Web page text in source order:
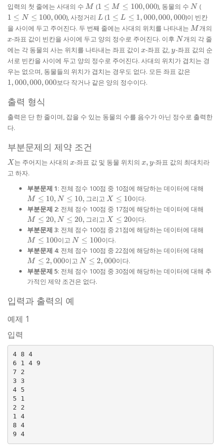
입력의 첫 줄에는 사대의 수 M
M (1 \le M
\le
100,000
1 ≤ M ≤ 100,000), 동물의 수N
N (
\le
1 ≤ N ≤ 100,000), 사정거리 L
L (1 \le L \le
1,000,000,000
1 ≤ L ≤ 1,000,000,000)이 빈칸
을 사이에 두고 주어진다. 두 번째 줄에는 사대의 위치를 나타내는 M
M 개의
x-좌표 값이 빈칸을 사이에 두고 양의 정수로 주어진다. 이후 N
N개의 각 줄
에는 각 동물의 사는 위치를 나타내는 좌표 값이 x
x-좌표 값,y
y-좌표 값의 순
서로 빈칸을 사이에 두고 양의 정수로 주어진다. 사대의 위치가 겹치는 경
우는 없으며, 동물들의 위치가 겹치는 경우도 없다. 모든 좌표 값은
1,000,000,000보다 작거나 같은 양의 정수이다.
출력 형식
출력은 단 한 줄이며, 잡을 수 있는 동물의 수를 음수가 아닌 정수로 출력한
다.
부분문제의 제약 조건
X
X 는 주어지는 사대의x
x-좌표 값 및 동물 위치의x,y
x, y-좌표 값의 최대치라
고 하자.
부분문제 1: 전체 점수 100점 중 10점에 해당하는 데이터에 대해
M ≤ 10, N ≤ 10, 그리고X
\le
10
X ≤ 10이다.
부분문제 2: 전체 점수 100점 중 17점에 해당하는 데이터에 대해
M ≤ 20, N ≤ 20, 그리고X
\le
20
X ≤ 20이다.
부분문제 3: 전체 점수 100점 중 21점에 해당하는 데이터에 대해
M ≤ 100이고N
\le
100
N ≤ 100이다.
부분문제 4: 전체 점수 100점 중 22점에 해당하는 데이터에 대해
2,000
M ≤ 2,000이고N \le
2,000
N ≤ 2,000이다.
부분문제 5: 전체 점수 100점 중 30점에 해당하는 데이터에 대해 추
가적인 제약 조건은 없다.
입력과 출력의 예
예제 1
입력
4 8 4
6 1 4 9
7 2
3 3
4 5
5 1
2 2
1 4
8 4
9 4